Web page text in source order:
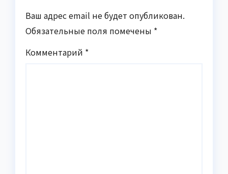
Ваш адрес email не будет опубликован.
Обязательные поля помечены *
Комментарий *